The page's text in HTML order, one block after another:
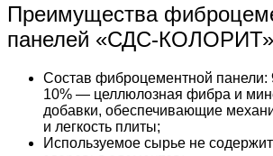
Преимущества
панелей «СДС-
Состав фиброцементной
10% — целлюлозная фибра и
добавки, обеспечивающие
и легкость плиты;
Используемое сырье не